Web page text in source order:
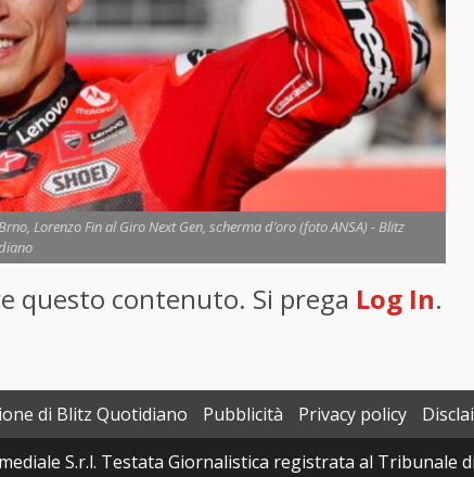
Lorenzo Fin al Giro Next Gen, scherma d’oro (foto ANSA) - Blitz
questo contenuto. Si prega Log In.
di Blitz Quotidiano Pubblicità Privacy policy
S.r.l. Testata Giornalistica registrata al Tribunale